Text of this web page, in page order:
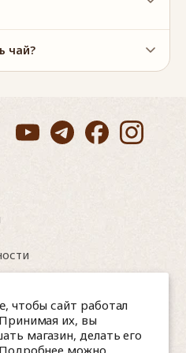
чтобы сайт работал
их, вы
магазин, делать его
можно
у нас по WhatsApp
чай?